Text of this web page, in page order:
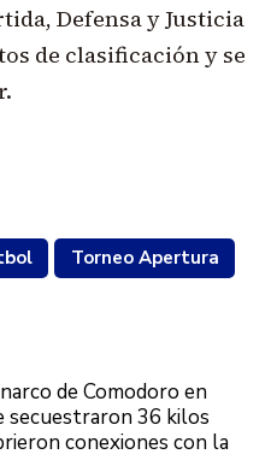
Defensa y Justicia
de clasificación y se
Torneo Apertura
de Comodoro en
secuestraron 36 kilos
conexiones con la